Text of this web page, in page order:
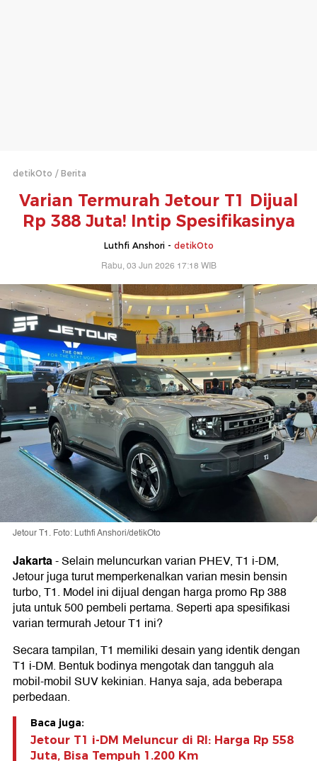
detikOto Berita
Varian Termurah Jetour T1 Dijual
Rp 388 Juta! Intip Spesifikasinya
Luthfi Anshori - detikOto
Rabu, 03 Jun 2026 17:18 WIB
Jetour T1. Foto: Luthfi Anshori/detikOto
Jakarta-Selain meluncurkan varian PHEV, T1 i-DM,
Jetour juga turut memperkenalkan varian mesin bensin
turbo, T1. Model ini dijual dengan harga promo Rp 388
juta untuk 500 pembeli pertama. Seperti apa spesifikasi
varian termurah Jetour T1 ini?
Secara tampilan, T1 memiliki desain yang identik dengan
T1 i-DM. Bentuk bodinya mengotak dan tangguh ala
mobil-mobil SUV kekinian. Hanya saja, ada beberapa
perbedaan.
Baca juga:
Jetour T1 i-DM Meluncur di RI: Harga Rp 558
Juta, Bisa Tempuh 1.200 Km